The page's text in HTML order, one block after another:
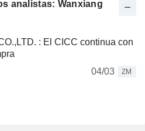
analistas: Wanxiang
: El CICC continua con
04/03
ZM